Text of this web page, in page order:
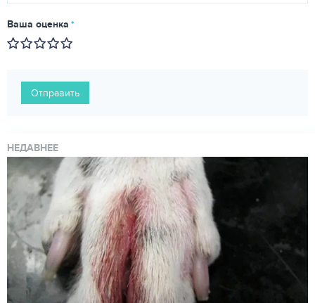
Ваша оценка
Очень хорошо
Сносно
Плохо
Очень плохо
Отправить
НЕДАВНЕЕ